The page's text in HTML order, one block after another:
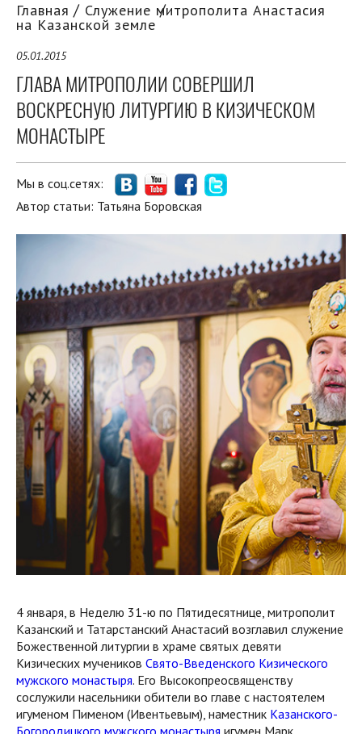
Главная Служение митрополита Анастасия
на Казанской земле
05.01.2015
ГЛАВА МИТРОПОЛИИ СОВЕРШИЛ
ВОСКРЕСНУЮ ЛИТУРГИЮ В КИЗИЧЕСКОМ
МОНАСТЫРЕ
Мы в соц.сетях:
Автор статьи: Татьяна Боровская
4 января, в Неделю 31-ю по Пятидесятнице, митрополит
Казанский и Татарстанский Анастасий возглавил служение
Божественной литургии в храме святых девяти
Кизических мучеников Свято-Введенского Кизического
мужского монастыря. Его Высокопреосвященству
сослужили насельники обители во главе с настоятелем
игуменом Пименом (Ивентьевым), наместник Казанского-